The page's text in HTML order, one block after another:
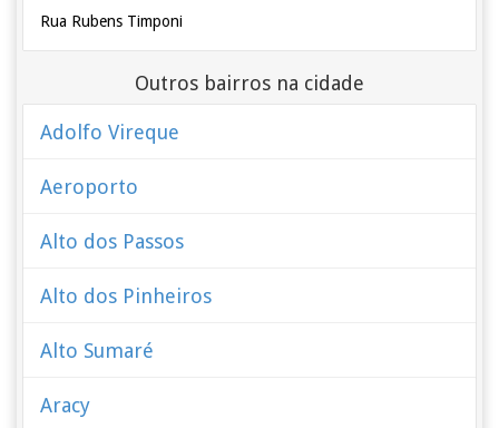
Rua Rubens Timponi
Outros bairros na cidade
Adolfo Vireque
Aeroporto
Alto dos Passos
Alto dos Pinheiros
Alto Sumaré
Aracy